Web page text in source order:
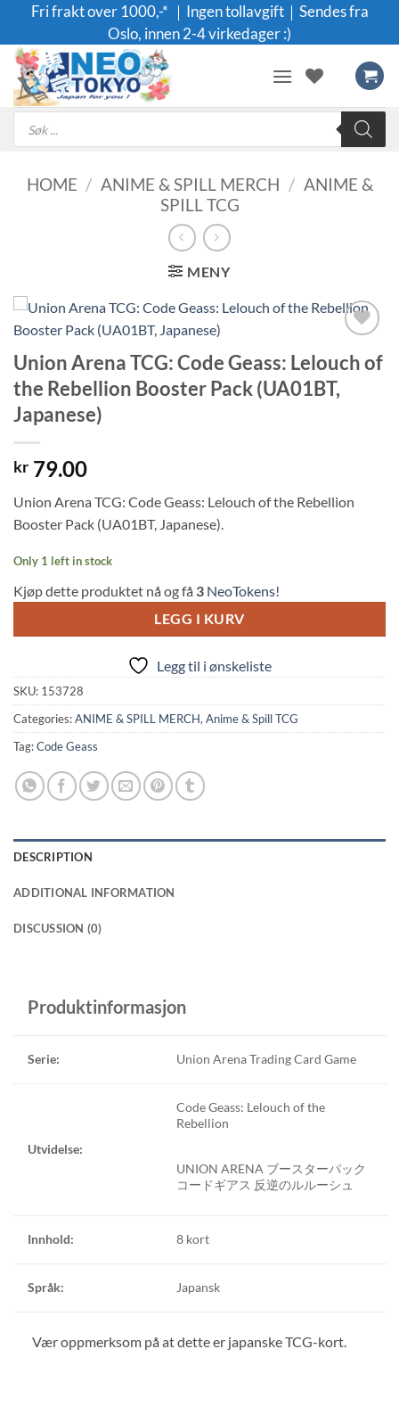
content
Fri frakt over 1000,-* ｜Ingen tollavgift｜Sendes fra
Oslo, innen 2-4 virkedager :)
Products
search
HOME / ANIME & SPILL MERCH / ANIME &
SPILL TCG
MENY
Legg til i
ønskeliste
Union Arena TCG: Code Geass: Lelouch of
the Rebellion Booster Pack (UA01BT,
Japanese)
kr 79.00
Union Arena TCG: Code Geass: Lelouch of the Rebellion
Booster Pack (UA01BT, Japanese).
Only 1 left in stock
Kjøp dette produktet nå og få 3 NeoTokens!
LEGG I KURV
Legg til i ønskeliste
SKU: 153728
Categories:ANIME & SPILL MERCH,Anime & Spill TCG
Tag:Code Geass
DESCRIPTION
ADDITIONAL INFORMATION
DISCUSSION (0)
Produktinformasjon
Serie: Union Arena Trading Card Game
Utvidelse:
Code Geass: Lelouch of the
Rebellion
UNION ARENA ブースターパック
コードギアス 反逆のルルーシュ
Innhold: 8 kort
Språk: Japansk
Vær oppmerksom på at dette er japanske TCG-kort.